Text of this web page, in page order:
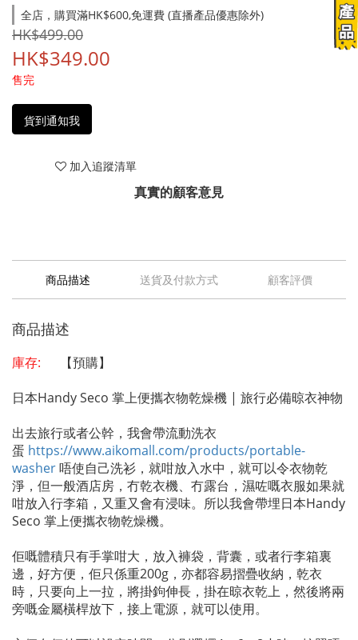
全店，購買滿HK$600,免運費 (直播產品優惠除外)
HK$499.00
HK$349.00
售完
貨到通知我
加入追蹤清單
真實的顧客意見
商品描述 送貨及付款方式 顧客評價
商品描述
庫存:
【預購】
日本Handy Seco 掌上便攜衣物乾燥機 | 旅行必備晾衣神物
出去旅行或者公幹，我會帶流動洗衣
蛋 https://www.aikomall.com/products/portable-
washer唔使自己洗衫，就咁放入水中，就可以令衣物乾
淨，但一般酒店房，冇乾衣機、冇露台，濕咗嘅衣服如果就
咁放入行李箱，又重又會有浸味。所以我會帶埋日本Handy
Seco 掌上便攜衣物乾燥機。
佢嘅體積只有手掌咁大，放入褲袋，背囊，或者行李箱裏
邊，好方便，佢只係重200g，亦都容易摺疊收納，乾衣
時，只要向上一拉，將掛鉤伸長，掛在晾衣乾上，然後將兩
旁嘅金屬橫桿放下，接上電源，就可以使用。